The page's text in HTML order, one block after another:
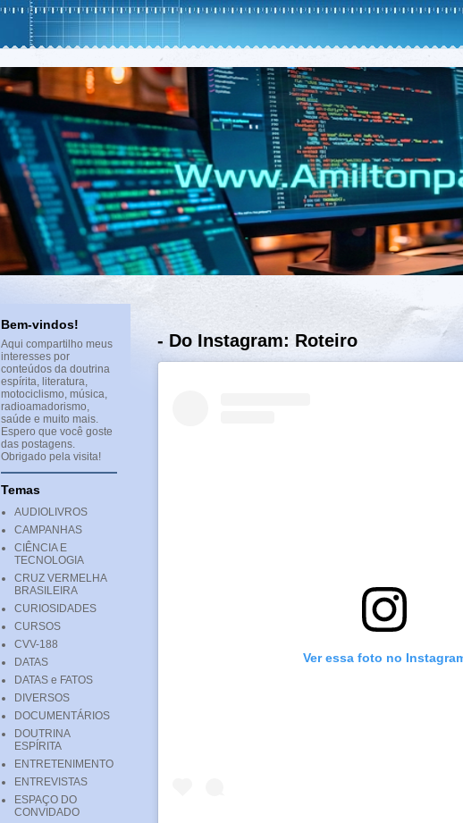
- Do Instagram: Roteiro
Ver essa foto no
Bem-vindos!
Aqui compartilho meus
interesses por
conteúdos da doutrina
espírita, literatura,
motociclismo, música,
radioamadorismo,
saúde e muito mais.
Espero que você goste
das postagens.
Obrigado pela visita!
Temas
AUDIOLIVROS
CAMPANHAS
CIÊNCIA E
TECNOLOGIA
CRUZ VERMELHA
BRASILEIRA
CURIOSIDADES
CURSOS
CVV-188
DATAS
DATAS e FATOS
DIVERSOS
DOCUMENTÁRIOS
DOUTRINA
ESPÍRITA
ENTRETENIMENTO
ENTREVISTAS
ESPAÇO DO
CONVIDADO